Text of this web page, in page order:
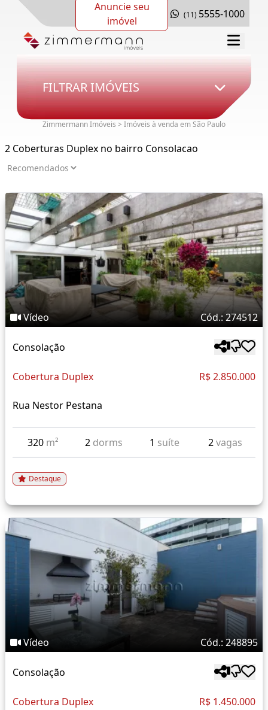
Anuncie seu
imóvel
(11) 5555-1000
FILTRAR IMÓVEIS
Zimmermann Imóveis > Imóveis à venda em São Paulo
2 Coberturas Duplex no bairro Consolacao
Vídeo Cód.: 274512
Consolação
Cobertura Duplex R$ 2.850.000
Rua Nestor Pestana
320 m² 2 dorms 1 suíte 2vagas
Destaque
Vídeo Cód.: 248895
Consolação
Cobertura Duplex R$ 1.450.000